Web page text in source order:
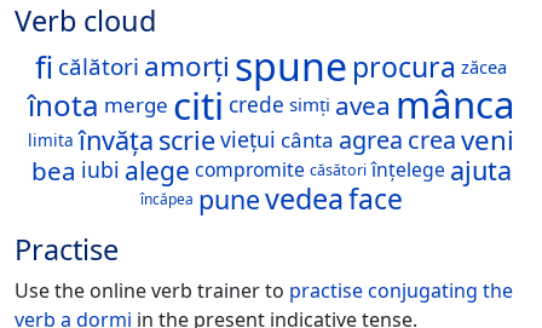
Verb cloud
fi călători amorți spune procura zăcea
înota merge citi crede simți avea mânca
limita învăța scrieviețui cânta agrea creaveni
bea iubi alege compromite căsători înțelege ajuta
încăpea punevedeaface
Practise
Use the online verb trainer to practise conjugating the
verb a dormi in the present indicative tense.